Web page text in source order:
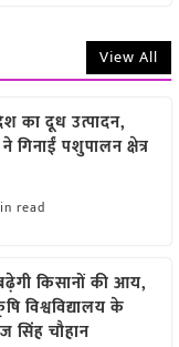
View All
का दूध उत्पादन,
पशुपालन क्षेत्र
read
किसानों की आय,
विश्वविद्यालय के
सिंह चौहान